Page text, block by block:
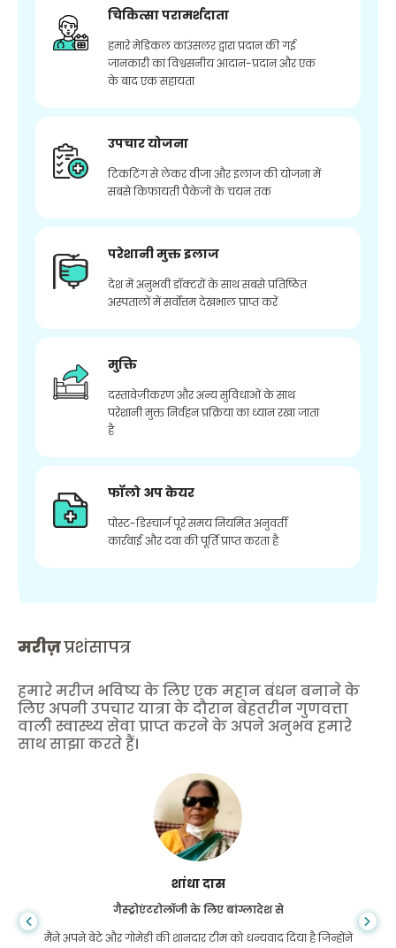
चिकित्सा परामर्शदाता
हमारे मेडिकल काउंसलर द्वारा प्रदान की गई
जानकारी का विश्वसनीय आदान-प्रदान और एक
के बाद एक सहायता
उपचार योजना
टिकटिंग से लेकर वीजा और इलाज की योजना में
सबसे किफायती पैकेजों के चयन तक
परेशानी मुक्त इलाज
देश में अनुभवी डॉक्टरों के साथ सबसे प्रतिष्ठित
अस्पतालों में सर्वोत्तम देखभाल प्राप्त करें
मुक्ति
दस्तावेज़ीकरण और अन्य सुविधाओं के साथ
परेशानी मुक्त निर्वहन प्रक्रिया का ध्यान रखा जाता
है
फॉलो अप केयर
पोस्ट-डिस्चार्ज पूरे समय नियमित अनुवर्ती
कार्रवाई और दवा की पूर्ति प्राप्त करता है
मरीज़प्रशंसापत्र
हमारे मरीज भविष्य के लिए एक महान बंधन बनाने के
लिए अपनी उपचार यात्रा के दौरान बेहतरीन गुणवत्ता
वाली स्वास्थ्य सेवा प्राप्त करने के अपने अनुभव हमारे
साथ साझा करते हैं।
शांधा दास
गैस्ट्रोएंटरोलॉजी के लिए बांग्लादेश से
मैंने अपने बेटे और गोमेडी की शानदार टीम को धन्यवाद दिया है जिन्होंने